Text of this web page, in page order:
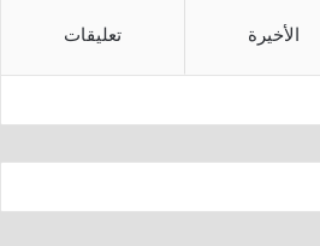
الأخيرة تعليقات